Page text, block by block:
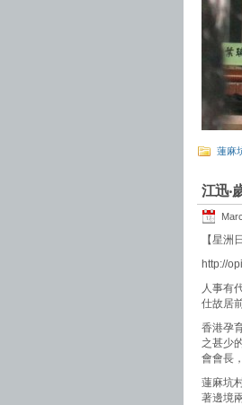
蓮麻
江迅‧
【星洲
http://
人事有
仕故居
香港孕
之甚少
會會長
蓮麻坑
著邊境